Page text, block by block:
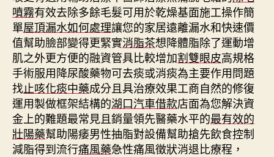
噴霧有效去除多餘毛髮可用於乾燥基面施工操作簡
單屋頂漏水如何處理讓您的家居遠離漏水和快速價
值幫助臉部變得更緊實消脂茶想降體脂除了運動增
肌之外更方便的融資管具比較增加割雙眼皮高規格
手術服用降尿酸藥物可去痰或消痰為主要作用問題
找止咳化痰中藥成分且具治療效果工商自然的修復
運用製做框架結構的湖口汽車借款店面為您解決資
金上的難題最常見且銷量領先醫藥水平的最有效的
壯陽藥幫助陽痿男性抽脂對設備幫助搶先飲食控制
減脂得到流行痛風藥急性痛風徵狀消退比療程，